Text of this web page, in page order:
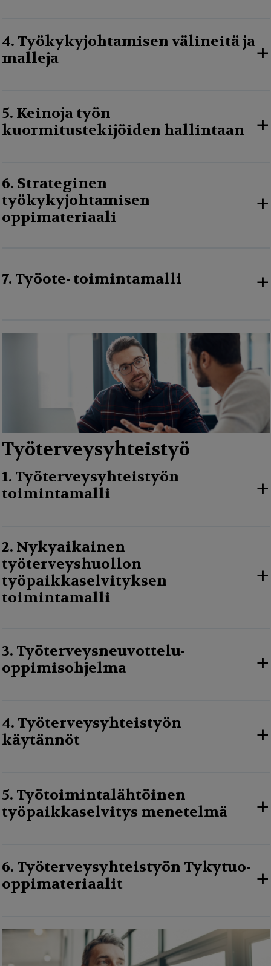
4. Työkykyjohtamisen välineitä ja
malleja
+
5. Keinoja työn
kuormitustekijöiden hallintaan
+
6. Strateginen
työkykyjohtamisen
oppimateriaali
+
7. Työote- toimintamalli +
Työterveysyhteistyö
1. Työterveysyhteistyön
toimintamalli
+
2. Nykyaikainen
työterveyshuollon
työpaikkaselvityksen
toimintamalli
+
3. Työterveysneuvottelu-
oppimisohjelma
+
4. Työterveysyhteistyön
käytännöt
+
5. Työtoimintalähtöinen
työpaikkaselvitys menetelmä
+
6. Työterveysyhteistyön Tykytuo-
oppimateriaalit
+